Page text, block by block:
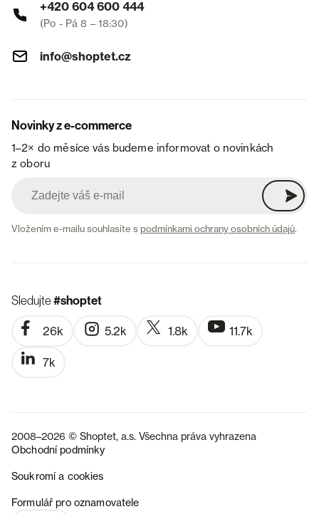
+420 604 600 444
(Po - Pá 8 – 18:30)
info@shoptet.cz
Novinky z e-commerce
1–2× do měsíce vás budeme informovat o novinkách
z oboru
Vložením e-mailu souhlasíte spodmínkami ochrany osobních údajů.
Sledujte#shoptet
26k 5.2k 1.8k 11.7k
7k
2008–2026 © Shoptet, a.s. Všechna práva vyhrazena
Obchodní podmínky
Soukromí a cookies
Formulář pro oznamovatele